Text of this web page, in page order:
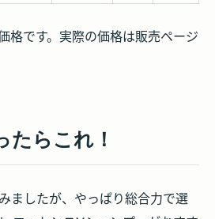
格です。実際の価格は販売ページ
たらこれ！
ましたが、やっぱり総合力で選